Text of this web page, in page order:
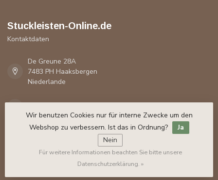
Stuckleisten-Online.de
Kontaktdaten
De Greune 28A
7483 PH Haaksbergen
Niederlande
info@stuckleisten-online.de
Register NR:54932432
NL851496830B01
Wir benutzen Cookies nur für interne Zwecke um den
Webshop zu verbessern. Ist das in Ordnung?
Ja
Nein
Für weitere Informationen beachten Sie bitte unsere
Datenschutzerklärung. »